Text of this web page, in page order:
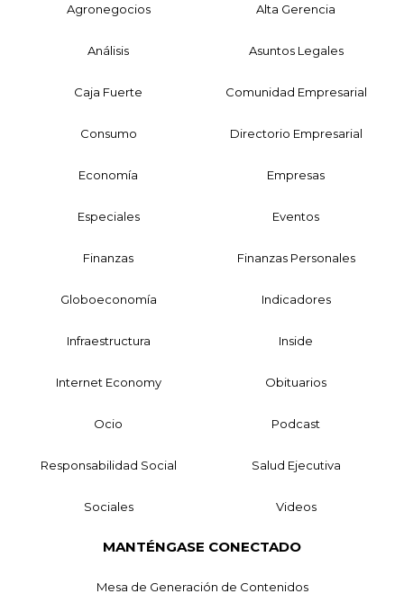
Agronegocios Alta Gerencia
Análisis Asuntos Legales
Caja Fuerte Comunidad Empresarial
Consumo Directorio Empresarial
Economía Empresas
Especiales Eventos
Finanzas Finanzas Personales
Globoeconomía Indicadores
Infraestructura Inside
Internet Economy Obituarios
Ocio Podcast
Responsabilidad Social Salud Ejecutiva
Sociales Videos
MANTÉNGASE CONECTADO
Mesa de Generación de Contenidos